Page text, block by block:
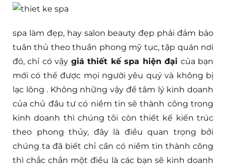
spa làm đẹp, hay salon beauty đẹp phải đảm bảo
tuân thủ theo thuần phong mỹ tục, tập quán nơi
đó, chỉ có vậy giá thiết kế spa hiện đại của bạn
mới có thể được mọi người yêu quý và không bị
lạc lõng . Không những vậy để tâm lý kinh doanh
của chủ đầu tư có niềm tin sẽ thành công trong
kinh doanh thì chúng tôi còn thiết kế kiến trúc
theo phong thủy, đây là điều quan trọng bởi
chúng ta đã biết chỉ cần có niềm tin thành công
thì chắc chắn một điều là các bạn sẽ kinh doanh